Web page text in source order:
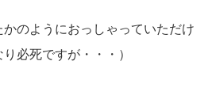
のようにおっしゃっていただけ
必死ですが・・・）